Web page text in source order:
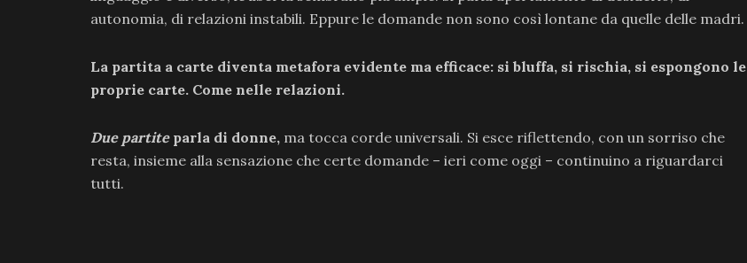
autonomia, di relazioni instabili. Eppure le domande non sono così lontane da quelle delle madri.
La partita a carte diventa metafora evidente ma efficace: si bluffa, si rischia, si espongono le
proprie carte. Come nelle relazioni.
Due partiteparla di donne, ma tocca corde universali. Si esce riflettendo, con un sorriso che
resta, insieme alla sensazione che certe domande – ieri come oggi – continuino a riguardarci
tutti.